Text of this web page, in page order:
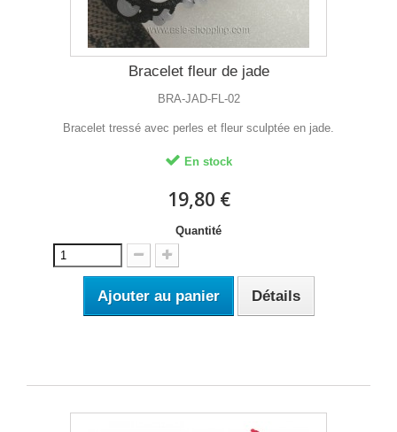
Bracelet fleur de jade
BRA-JAD-FL-02
Bracelet tressé avec perles et fleur sculptée en jade.
En stock
19,80 €
Quantité
Ajouter au panier Détails